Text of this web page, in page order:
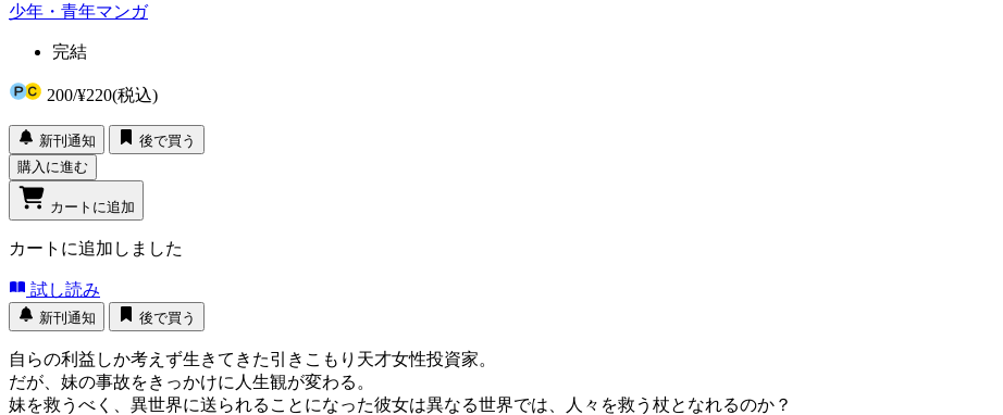
少年・青年マンガ
完結
200/¥220(税込)
新刊通知
後で買う
購入に進む
カートに追加
カートに追加しました
試し読み
新刊通知 後で買う
自らの利益しか考えず生きてきた引きこもり天才女性投資家。
だが、妹の事故をきっかけに人生観が変わる。
妹を救うべく、異世界に送られることになった彼女は異なる世界では、人々を救う杖となれるのか？